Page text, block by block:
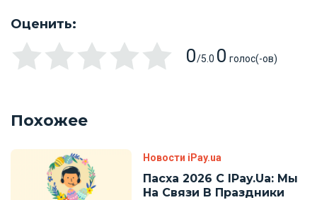
Оценить:
0/5.0 0 голос(-ов)
Похожее
Новости iPay.ua
Пасха 2026 С IPay.ua: Мы
На Связи В Праздники